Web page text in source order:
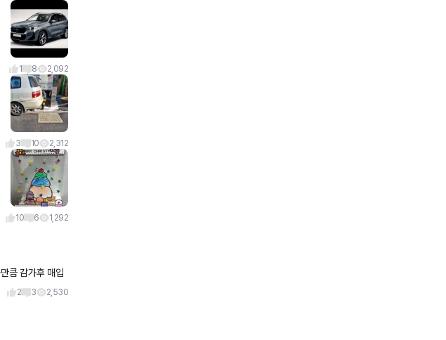
1 8 2,092
3 10 2,312
10 6 1,292
2 3 2,530